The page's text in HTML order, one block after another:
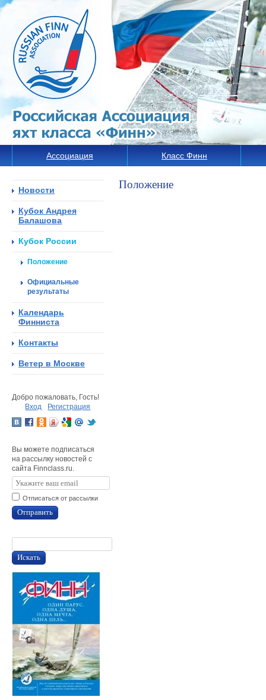
Ассоциация Класс Финн
Положение
Новости
Кубок Андрея
Балашова
Кубок России
Положение
Официальные
результаты
Календарь
Финниста
Контакты
Ветер в Москве
Добро пожаловать, Гость!
Вход
Регистрация
Вы можете подписаться
на рассылку новостей с
сайта Finnclass.ru.
Отписаться от рассылки
Отправить
Искать